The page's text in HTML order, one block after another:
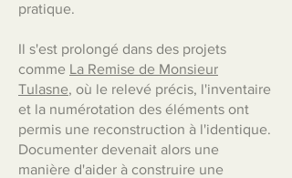
pratique.
Il s'est prolongé dans des projets
comme La Remise de Monsieur
Tulasne, où le relevé précis, l'inventaire
et la numérotation des éléments ont
permis une reconstruction à l'identique.
Documenter devenait alors une
manière d'aider à construire une